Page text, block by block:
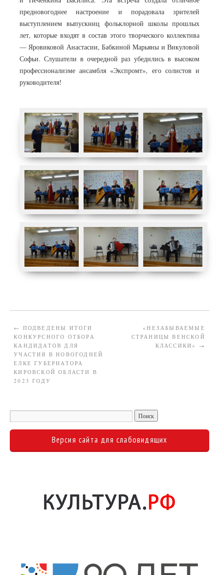
предновогоднее настроение и порадовала зрителей
выступлением выпускниц фольклорной школы прошлых
лет, которые входят в состав этого творческого коллектива
— Яровиковой Анастасии, Бабкиной Марьяны и Викуловой
Софьи. Слушатели в очередной раз убедились в высоком
профессионализме ансамбля «Экспромт», его солистов и
руководителя!
← ПОДВЕДЕНЫ ИТОГИ
КОНКУРСНОГО ОТБОРА
КАНДИДАТОВ ДЛЯ
УЧАСТИЯ В НОВОГОДНЕЙ
ЕЛКЕ ГУБЕРНАТОРА
КИРОВСКОЙ ОБЛАСТИ В
2023 ГОДУ
«НЕЗАБЫВАЕМЫЕ
СТРАНИЦЫ ВЕНСКОЙ
КЛАССИКИ» →
Версия сайта для слабовидящих